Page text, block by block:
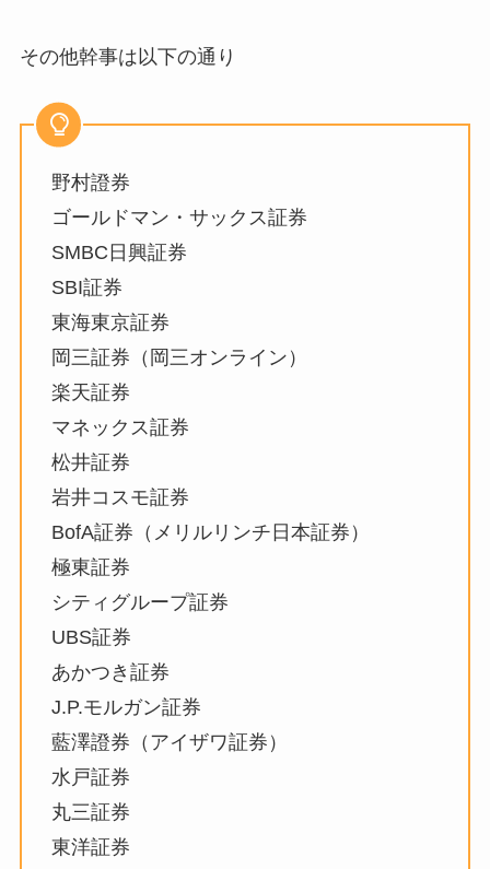
その他幹事は以下の通り
野村證券
ゴールドマン・サックス証券
SMBC日興証券
SBI証券
東海東京証券
岡三証券（岡三オンライン）
楽天証券
マネックス証券
松井証券
岩井コスモ証券
BofA証券（メリルリンチ日本証券）
極東証券
シティグループ証券
UBS証券
あかつき証券
J.P.モルガン証券
藍澤證券（アイザワ証券）
水戸証券
丸三証券
東洋証券